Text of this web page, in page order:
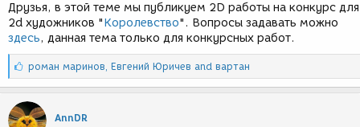
Друзья, в этой теме мы публикуем 2D работы на конкурс для
2d художников "Королевство". Вопросы задавать можно
здесь, данная тема только для конкурсных работ.
С
и
п
а
роман маринов, Евгений Юричев and вартан
AnnDR